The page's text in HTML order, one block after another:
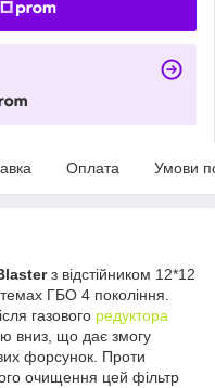
Оплата Умови
з відстійником 12*12
ГБО 4 покоління.
газового редуктора
вниз, що дає змогу
форсунок. Проти
очищення цей фільтр